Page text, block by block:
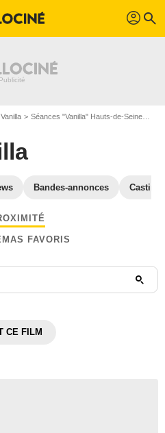
profil search
Vanilla Séances "Vanilla" Hauts-de-Seine
Bandes-annonces Casting
FAVORIS
CE FILM